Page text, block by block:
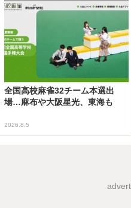
全国高校麻雀32チーム本選出
場…麻布や大阪星光、東海も
2026.8.5